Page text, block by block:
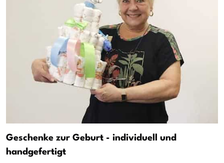
Geschenke zur Geburt - individuell und
handgefertigt